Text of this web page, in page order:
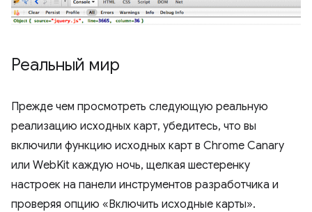
Реальный мир
Прежде чем просмотреть следующую реальную
реализацию исходных карт, убедитесь, что вы
включили функцию исходных карт в Chrome Canary
или WebKit каждую ночь, щелкая шестеренку
настроек на панели инструментов разработчика и
проверяя опцию «Включить исходные карты».